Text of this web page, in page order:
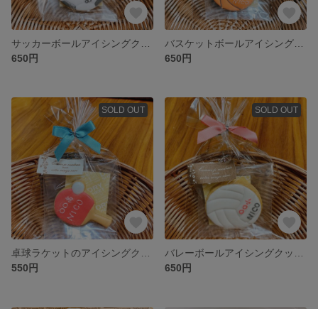
650円
650円
SOLD OUT
550円
SOLD OUT
650円